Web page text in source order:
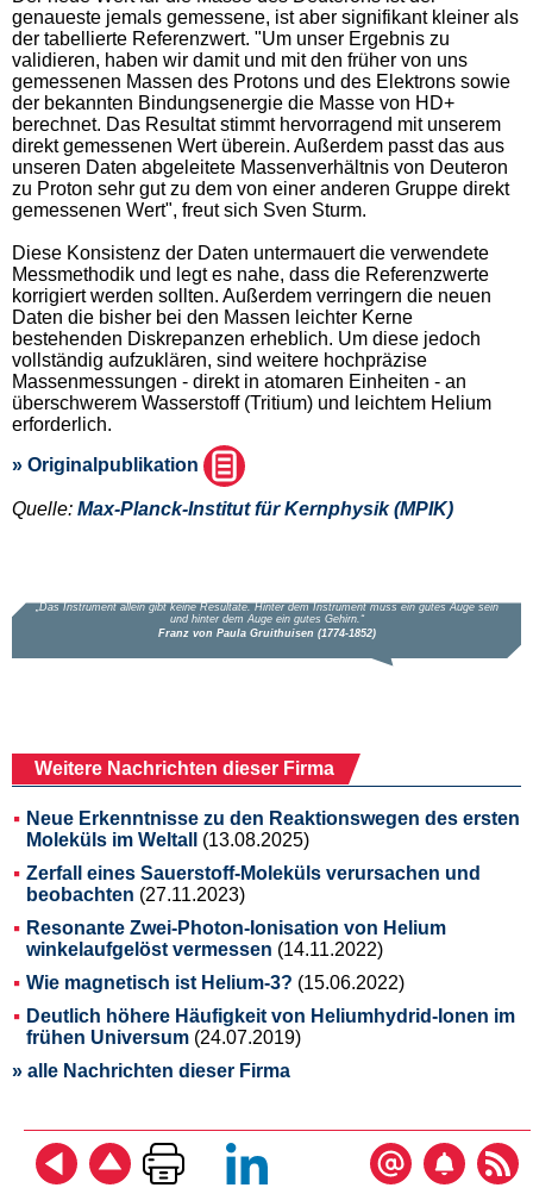
genaueste jemals gemessene, ist aber signifikant kleiner als
der tabellierte Referenzwert. "Um unser Ergebnis zu
validieren, haben wir damit und mit den früher von uns
gemessenen Massen des Protons und des Elektrons sowie
der bekannten Bindungsenergie die Masse von HD+
berechnet. Das Resultat stimmt hervorragend mit unserem
direkt gemessenen Wert überein. Außerdem passt das aus
unseren Daten abgeleitete Massenverhältnis von Deuteron
zu Proton sehr gut zu dem von einer anderen Gruppe direkt
gemessenen Wert", freut sich Sven Sturm.
Diese Konsistenz der Daten untermauert die verwendete
Messmethodik und legt es nahe, dass die Referenzwerte
korrigiert werden sollten. Außerdem verringern die neuen
Daten die bisher bei den Massen leichter Kerne
bestehenden Diskrepanzen erheblich. Um diese jedoch
vollständig aufzuklären, sind weitere hochpräzise
Massenmessungen - direkt in atomaren Einheiten - an
überschwerem Wasserstoff (Tritium) und leichtem Helium
erforderlich.
» Originalpublikation
Quelle: Max-Planck-Institut für Kernphysik (MPIK)
Weitere Nachrichten dieser Firma
Neue Erkenntnisse zu den Reaktionswegen des ersten
Moleküls im Weltall
(13.08.2025)
Zerfall eines Sauerstoff-Moleküls verursachen und
beobachten (27.11.2023)
Resonante Zwei-Photon-Ionisation von Helium
winkelaufgelöst vermessen (14.11.2022)
Wie magnetisch ist Helium-3? (15.06.2022)
Deutlich höhere Häufigkeit von Heliumhydrid-Ionen im
frühen Universum (24.07.2019)
» alle Nachrichten dieser Firma